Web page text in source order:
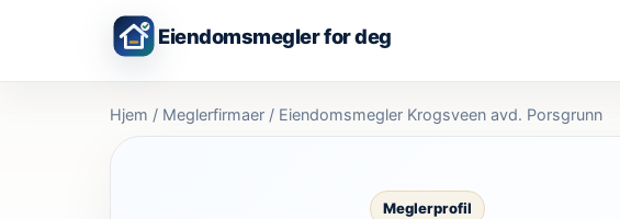
Eiendomsmegler for deg
Hjem / Meglerfirmaer / Eiendomsmegler Krogsveen avd. Porsgrunn
Meglerprofil